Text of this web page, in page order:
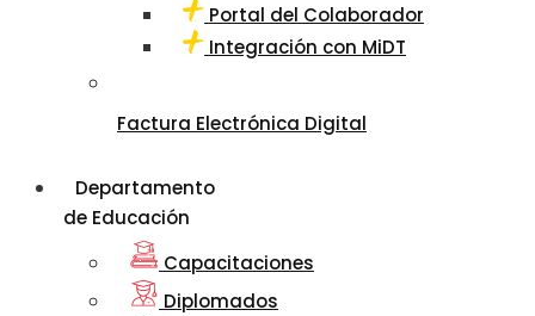
Portal del Colaborador
Integración con MiDT
Factura Electrónica Digital
Departamento
de Educación
Capacitaciones
Diplomados